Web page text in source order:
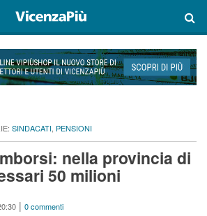
SINDACATI, PENSIONI
nella provincia di
50 milioni
| 0 commenti